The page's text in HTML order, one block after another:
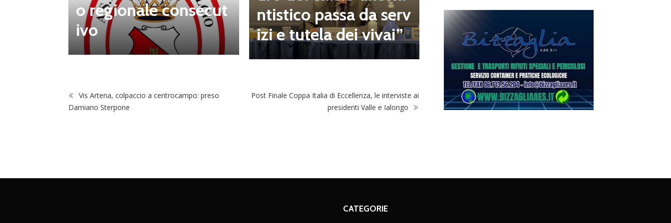
o regionale consecut
ivo
ntistico passa da serv
izi e tutela dei vivai”
a il 23 e il 30 agosto
alle 16.00
Vis Artena, colpaccio a centrocampo: preso
Damiano Sterpone
Post Finale Coppa Italia di Eccellenza, le interviste ai
presidenti Valle e Ialongo
CATEGORIE